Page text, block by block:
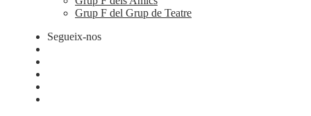
Grup F del Grup de Teatre
Segueix-nos